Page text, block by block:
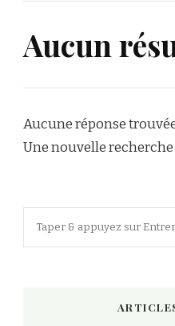
Aucun
Aucune réponse
Une nouvelle